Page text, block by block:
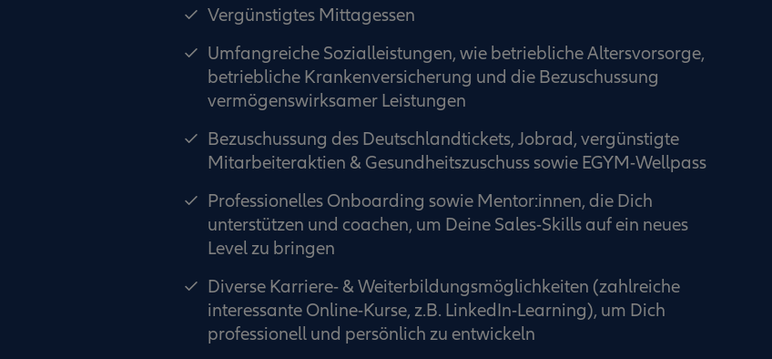
Vergünstigtes Mittagessen
Umfangreiche Sozialleistungen, wie betriebliche Altersvorsorge,
betriebliche Krankenversicherung und die Bezuschussung
vermögenswirksamer Leistungen
Bezuschussung des Deutschlandtickets, Jobrad, vergünstigte
Mitarbeiteraktien & Gesundheitszuschuss sowie EGYM-Wellpass
Professionelles Onboarding sowie Mentor:innen, die Dich
unterstützen und coachen, um Deine Sales-Skills auf ein neues
Level zu bringen
Diverse Karriere- & Weiterbildungsmöglichkeiten (zahlreiche
interessante Online-Kurse, z.B. LinkedIn-Learning), um Dich
professionell und persönlich zu entwickeln